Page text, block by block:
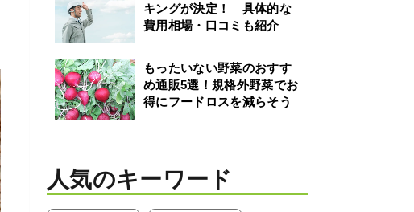
キングが決定！ 具体的な
費用相場・口コミも紹介
もったいない野菜のおすす
め通販5選！規格外野菜でお
得にフードロスを減らそう
人気のキーワード